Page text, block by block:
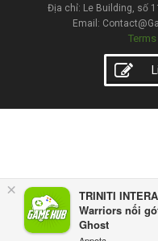
×
TRINITI
Warriors nối
Ghost
Địa chỉ: Le Building, số
Email: